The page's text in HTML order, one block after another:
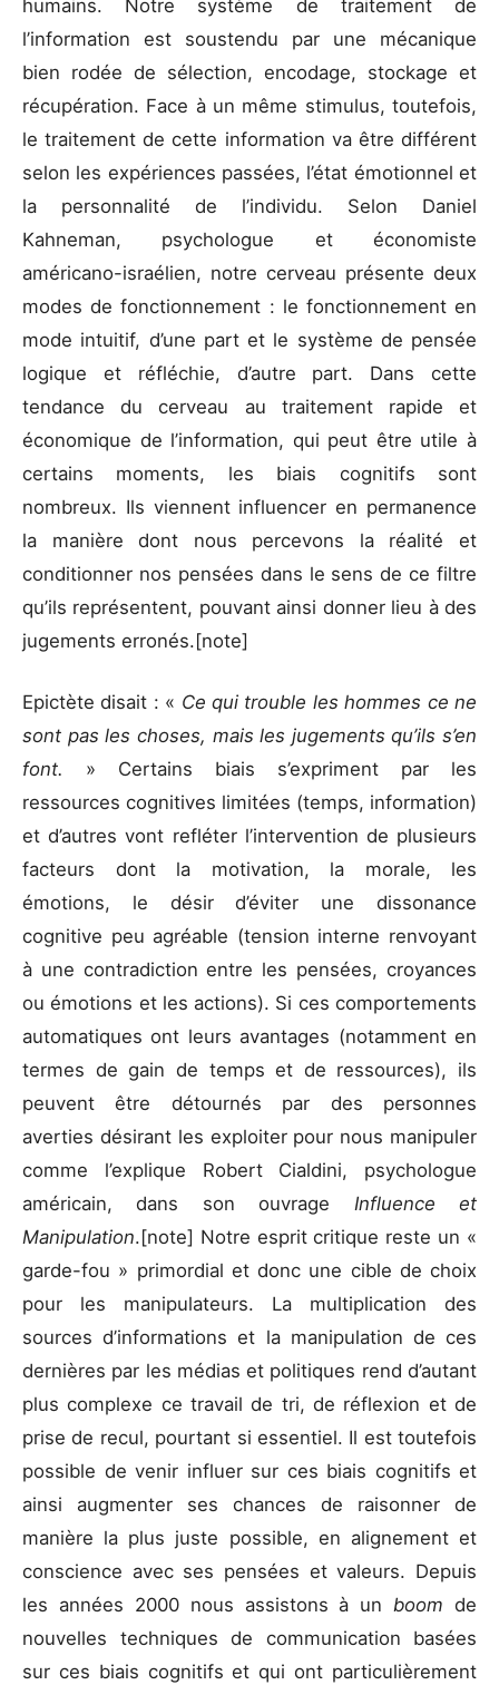
humains. Notre système de traitement de
l’information est soustendu par une mécanique
bien rodée de sélection, encodage, stockage et
récupération. Face à un même stimulus, toutefois,
le traitement de cette information va être différent
selon les expériences passées, l’état émotionnel et
la personnalité de l’individu. Selon Daniel
Kahneman, psychologue et économiste
américano-israélien, notre cerveau présente deux
modes de fonctionnement : le fonctionnement en
mode intuitif, d’une part et le système de pensée
logique et réfléchie, d’autre part. Dans cette
tendance du cerveau au traitement rapide et
économique de l’information, qui peut être utile à
certains moments, les biais cognitifs sont
nombreux. Ils viennent influencer en permanence
la manière dont nous percevons la réalité et
conditionner nos pensées dans le sens de ce filtre
qu’ils représentent, pouvant ainsi donner lieu à des
jugements erronés.[note]
Epictète disait : « Ce qui trouble les hommes ce ne
sont pas les choses, mais les jugements qu’ils s’en
font. » Certains biais s’expriment par les
ressources cognitives limitées (temps, information)
et d’autres vont refléter l’intervention de plusieurs
facteurs dont la motivation, la morale, les
émotions, le désir d’éviter une dissonance
cognitive peu agréable (tension interne renvoyant
à une contradiction entre les pensées, croyances
ou émotions et les actions). Si ces comportements
automatiques ont leurs avantages (notamment en
termes de gain de temps et de ressources), ils
peuvent être détournés par des personnes
averties désirant les exploiter pour nous manipuler
comme l’explique Robert Cialdini, psychologue
américain, dans son ouvrage Influence et
Manipulation.[note] Notre esprit critique reste un «
garde-fou » primordial et donc une cible de choix
pour les manipulateurs. La multiplication des
sources d’informations et la manipulation de ces
dernières par les médias et politiques rend d’autant
plus complexe ce travail de tri, de réflexion et de
prise de recul, pourtant si essentiel. Il est toutefois
possible de venir influer sur ces biais cognitifs et
ainsi augmenter ses chances de raisonner de
manière la plus juste possible, en alignement et
conscience avec ses pensées et valeurs. Depuis
les années 2000 nous assistons à unboom de
nouvelles techniques de communication basées
sur ces biais cognitifs et qui ont particulièrement